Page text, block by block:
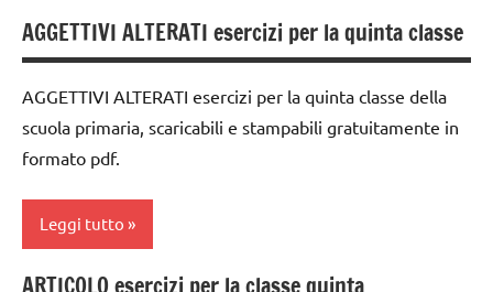
TUTTI GLI
italiano
didattico
PER ETA'
TUTTI GLI
classe
5a
dai
6
anni
DOWNLOAD
italiano
AGGETTIVI ALTERATI esercizi per la quinta classe
AGGETTIVI ALTERATI esercizi per la quinta classe della
scuola primaria, scaricabili e stampabili gratuitamente in
formato pdf.
Leggi tutto